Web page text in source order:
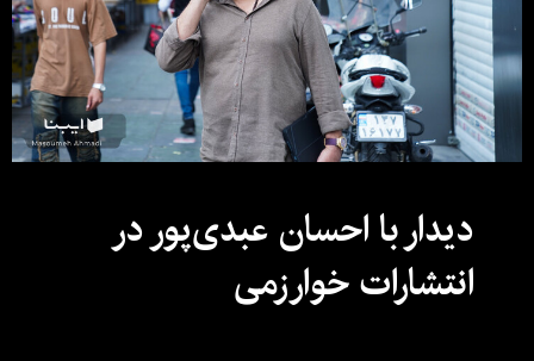
دیدار با احسان عبدی‌پور در
انتشارات خوارزمی